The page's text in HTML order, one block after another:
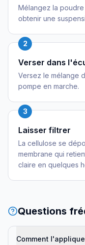
Mélangez la
obtenir une
2
Verser dans
Versez le mélange
pompe en marche.
3
Laisser filtrer
La cellulose se
membrane qui
claire en quelques
Questions
Comment